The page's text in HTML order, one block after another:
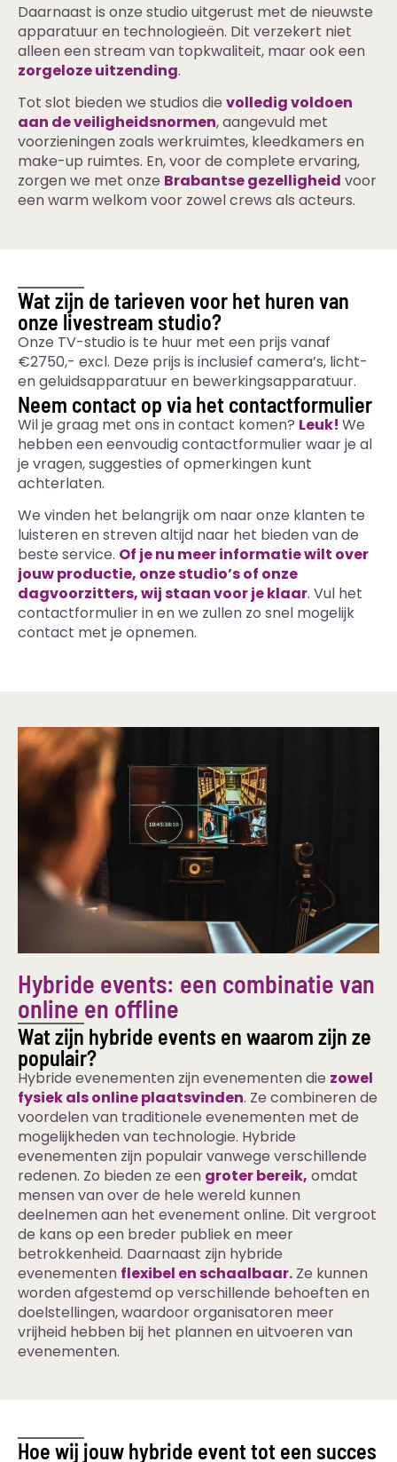
Daarnaast is onze studio uitgerust met de nieuwste
apparatuur en technologieën. Dit verzekert niet
alleen een stream van topkwaliteit, maar ook een
zorgeloze uitzending.
Tot slot bieden we studios die volledig voldoen
aan de veiligheidsnormen, aangevuld met
voorzieningen zoals werkruimtes, kleedkamers en
make-up ruimtes. En, voor de complete ervaring,
zorgen we met onze Brabantse gezelligheid voor
een warm welkom voor zowel crews als acteurs.
Wat zijn de tarieven voor het huren van
onze livestream studio?
Onze TV-studio is te huur met een prijs vanaf
€2750,- excl. Deze prijs is inclusief camera’s, licht-
en geluidsapparatuur en bewerkingsapparatuur.
Neem contact op via het contactformulier
Wil je graag met ons in contact komen? Leuk! We
hebben een eenvoudig contactformulier waar je al
je vragen, suggesties of opmerkingen kunt
achterlaten.
We vinden het belangrijk om naar onze klanten te
luisteren en streven altijd naar het bieden van de
beste service. Of je nu meer informatie wilt over
jouw productie, onze studio’s of onze
dagvoorzitters, wij staan voor je klaar. Vul het
contactformulier in en we zullen zo snel mogelijk
contact met je opnemen.
Hybride events: een combinatie van
online en offline
Wat zijn hybride events en waarom zijn ze
populair?
Hybride evenementen zijn evenementen die zowel
fysiek als online plaatsvinden. Ze combineren de
voordelen van traditionele evenementen met de
mogelijkheden van technologie. Hybride
evenementen zijn populair vanwege verschillende
redenen. Zo bieden ze een groter bereik, omdat
mensen van over de hele wereld kunnen
deelnemen aan het evenement online. Dit vergroot
de kans op een breder publiek en meer
betrokkenheid. Daarnaast zijn hybride
evenementen flexibel en schaalbaar. Ze kunnen
worden afgestemd op verschillende behoeften en
doelstellingen, waardoor organisatoren meer
vrijheid hebben bij het plannen en uitvoeren van
evenementen.
Hoe wij jouw hybride event tot een succes